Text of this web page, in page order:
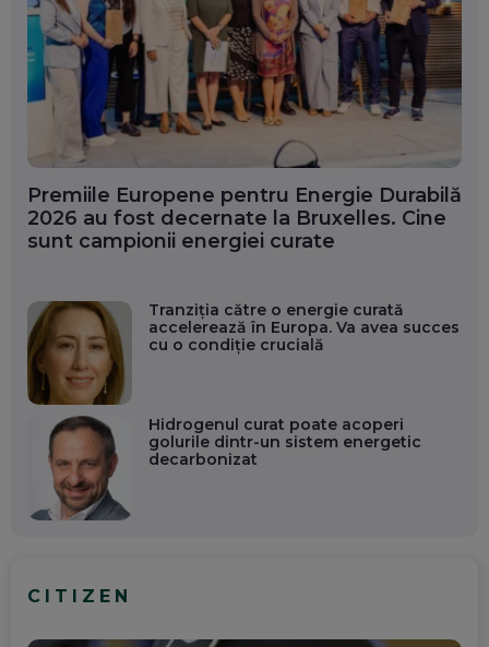
Premiile Europene pentru Energie Durabilă
2026 au fost decernate la Bruxelles. Cine
sunt campionii energiei curate
Tranziția către o energie curată
accelerează în Europa. Va avea succes
cu o condiție crucială
Hidrogenul curat poate acoperi
golurile dintr-un sistem energetic
decarbonizat
CITIZEN